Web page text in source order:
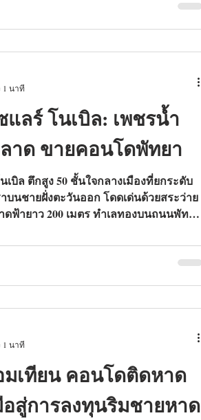
าเช่าที่สูง นี่คือสิ่งที่นักลงทุนต้องรู้เพื่อเพิ่ม
ลร์ โนเบิล: เพชรน้ำ
าด ขายคอนโดพัทยา
บิล ตึกสูง 50 ชั้นใจกลางเมืองที่ยกระดับ
บนชายฝั่งตะวันออก โดดเด่นด้วยสระว่าย
ดฟ้ายาว 200 เมตร ทำเลทองบนถนนพัทยา
สำหรับผู้ที่ค้นหา ขายคอนโดพัทยา ค้นพบ
รรมชิ้นเอกนี้คือสุดยอดการลงทุนแห่งปี
1 นาที
มเทียน คอนโดติดหาด
สู่การลงทุนริมชายหาด
1 นาที